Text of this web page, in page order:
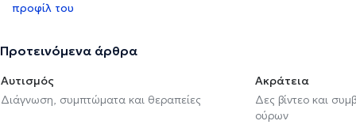
προφίλ του
Προτεινόμενα άρθρα
Αυτισμός
Διάγνωση, συμπτώματα και θεραπείες
Ακράτεια
Δες βίντεο και
ούρων